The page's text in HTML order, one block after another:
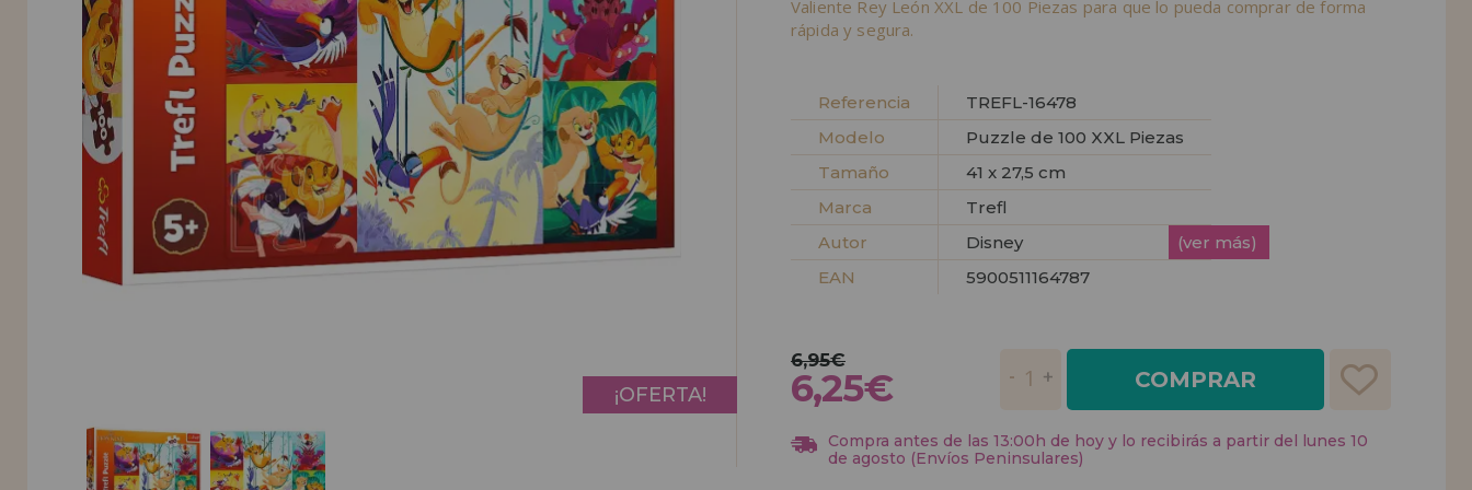
INFORMACIÓN
955 333 133
info@casadelpuzzle.com
Valiente Rey León XXL de 100 Piezas para que lo pueda comprar de forma
rápida y segura.
Referencia
TREFL-16478
Modelo
Puzzle de 100 XXL Piezas
Tamaño
41 x 27,5 cm
Marca
Trefl
Autor
Disney
(ver más)
EAN
5900511164787
¡OFERTA!
6,95€
6,25€ COMPRAR
Compra antes de las 13:00h de hoy y lo recibirás a partir del lunes 10
de agosto (Envíos Peninsulares)